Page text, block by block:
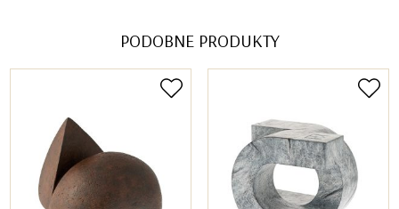
PODOBNE PRODUKTY